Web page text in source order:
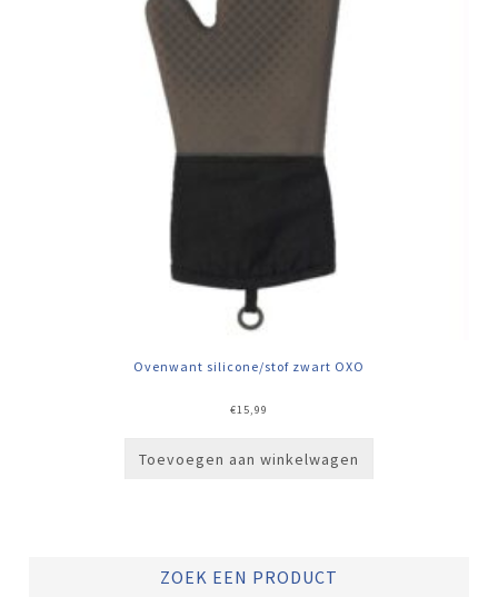
Ovenwant silicone/stof zwart OXO
€15,99
Toevoegen aan winkelwagen
ZOEK EEN PRODUCT